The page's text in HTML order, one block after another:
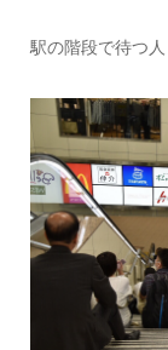
駅の階段で待つ人